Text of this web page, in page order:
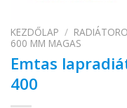
KEZDŐLAP /
600 MM MAGAS
Emtas
400